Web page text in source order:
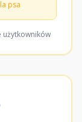
psa
użytkowników